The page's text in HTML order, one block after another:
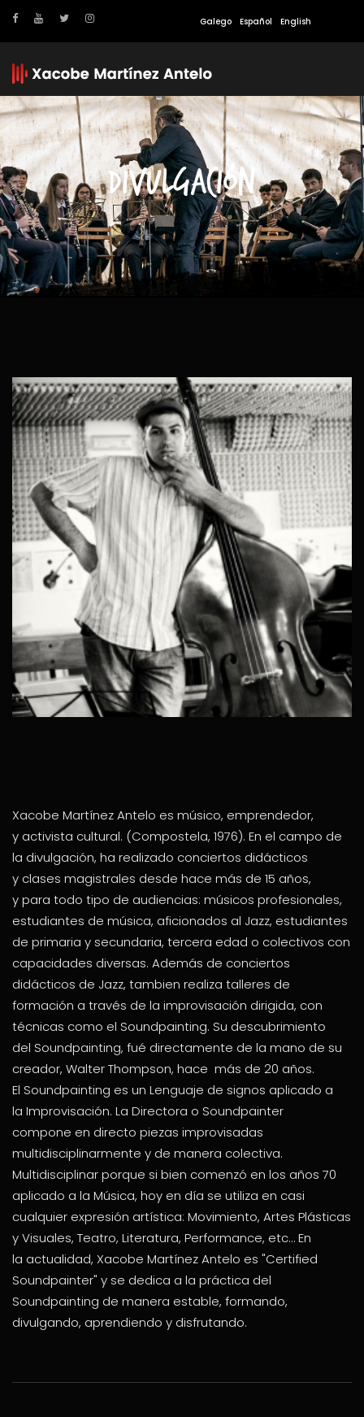
Galego Español English
DIVULGACIÓN
Xacobe Martínez Antelo es músico, emprendedor,
y activista cultural. (Compostela, 1976). En el campo de
la divulgación, ha realizado conciertos didácticos
y clases magistrales desde hace más de 15 años,
y para todo tipo de audiencias: músicos profesionales,
estudiantes de música, aficionados al Jazz, estudiantes
de primaria y secundaria, tercera edad o colectivos con
capacidades diversas. Además de conciertos
didácticos de Jazz, tambien realiza talleres de
formación a través de la improvisación dirigida, con
técnicas como el Soundpainting. Su descubrimiento
del Soundpainting, fué directamente de la mano de su
creador, Walter Thompson, hace más de 20 años.
El Soundpainting es un Lenguaje de signos aplicado a
la Improvisación. La Directora o Soundpainter
compone en directo piezas improvisadas
multidisciplinarmente y de manera colectiva.
Multidisciplinar porque si bien comenzó en los años 70
aplicado a la Música, hoy en día se utiliza en casi
cualquier expresión artística: Movimiento, Artes Plásticas
y Visuales, Teatro, Literatura, Performance, etc… En
la actualidad, Xacobe Martínez Antelo es "Certified
Soundpainter" y se dedica a la práctica del
Soundpainting de manera estable, formando,
divulgando, aprendiendo y disfrutando.